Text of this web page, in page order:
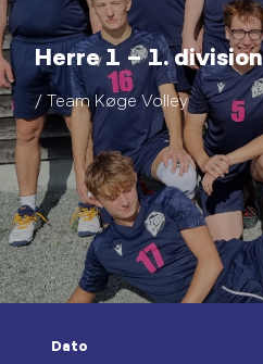
Herre 1 – 1. division
/ Team Køge Volley
Dato